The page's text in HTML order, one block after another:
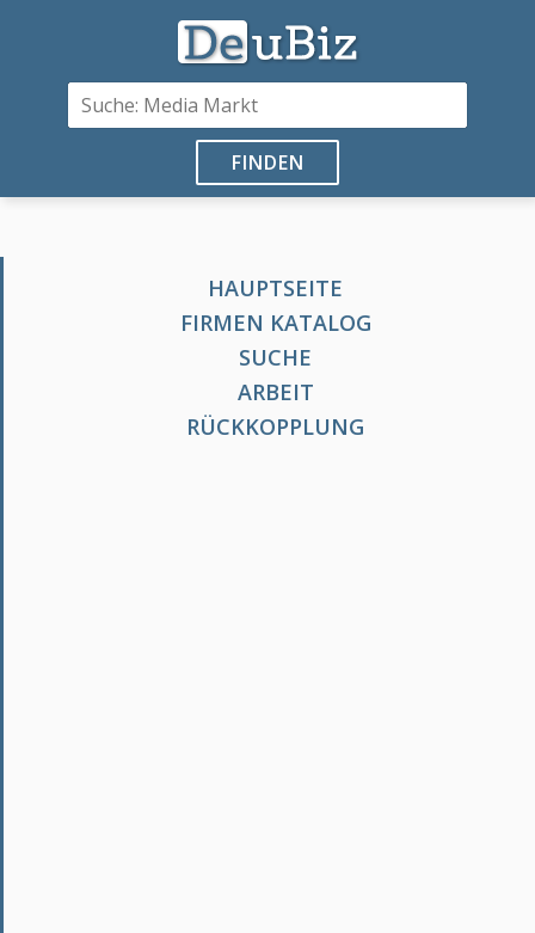
FINDEN
HAUPTSEITE
FIRMEN KATALOG
SUCHE
ARBEIT
RÜCKKOPPLUNG